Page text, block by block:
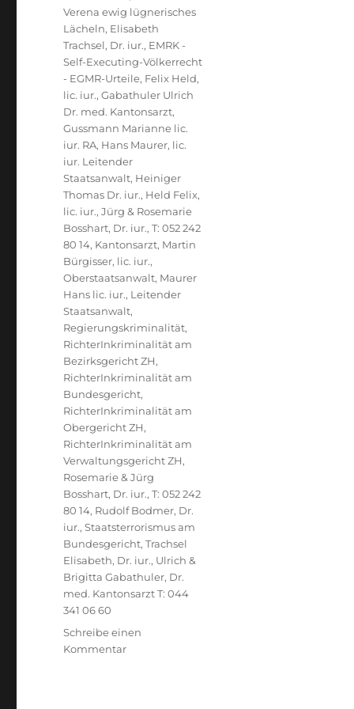
Verena ewig lügnerisches
Lächeln, Elisabeth
Trachsel, Dr. iur., EMRK -
Self-Executing-Völkerrecht
- EGMR-Urteile, Felix Held,
lic. iur.,Gabathuler Ulrich
Dr. med. Kantonsarzt,
Gussmann Marianne lic.
iur. RA, Hans Maurer, lic.
iur. Leitender
Staatsanwalt, Heiniger
Thomas Dr. iur., Held Felix,
lic. iur.,Jürg & Rosemarie
Bosshart, Dr. iur., T: 052 242
80 14, Kantonsarzt, Martin
Bürgisser, lic. iur.,
Oberstaatsanwalt, Maurer
Hans lic. iur., Leitender
Staatsanwalt,
Regierungskriminalität,
RichterInkriminalität am
Bezirksgericht ZH,
RichterInkriminalität am
Bundesgericht,
RichterInkriminalität am
Obergericht ZH,
RichterInkriminalität am
Verwaltungsgericht ZH,
Rosemarie & Jürg
Bosshart, Dr. iur., T: 052 242
80 14, Rudolf Bodmer, Dr.
iur.,Staatsterrorismus am
Bundesgericht,Trachsel
Elisabeth, Dr. iur., Ulrich &
Brigitta Gabathuler, Dr.
med. Kantonsarzt T: 044
341 06 60
Schreibe einen
Kommentarzu